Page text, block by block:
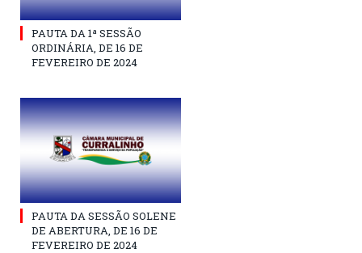
PAUTA DA 1ª SESSÃO
ORDINÁRIA, DE 16 DE
FEVEREIRO DE 2024
PAUTA DA SESSÃO SOLENE
DE ABERTURA, DE 16 DE
FEVEREIRO DE 2024